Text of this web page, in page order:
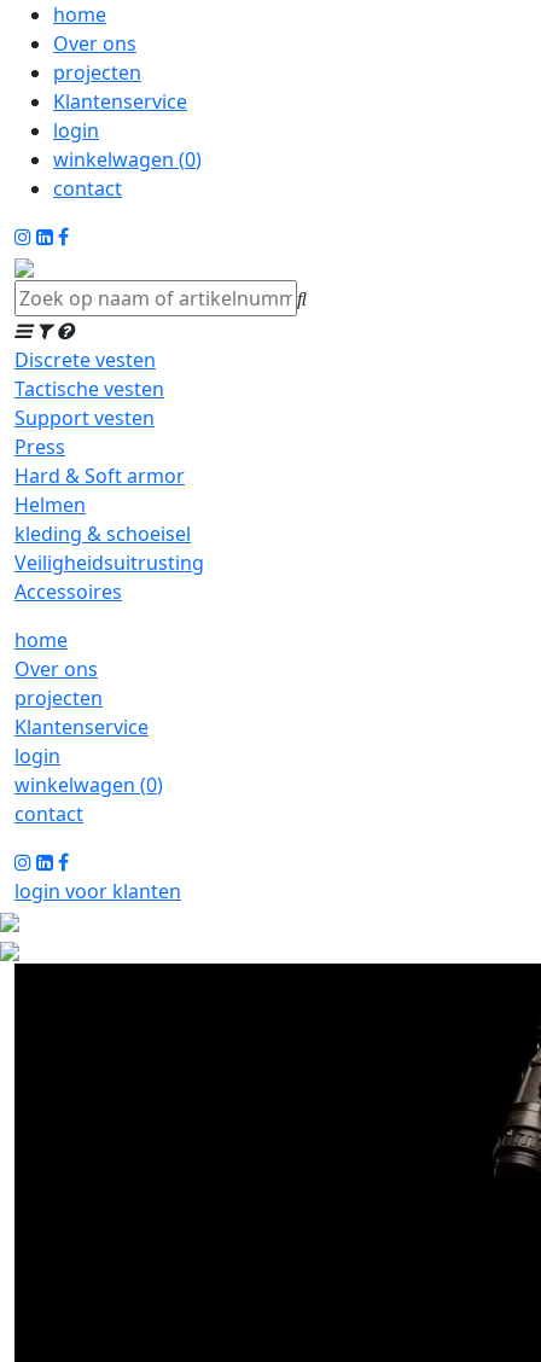
home
Over ons
projecten
Klantenservice
login
winkelwagen (0)
contact
Discrete vesten
Tactische vesten
Support vesten
Press
Hard & Soft armor
Helmen
kleding & schoeisel
Veiligheidsuitrusting
Accessoires
home
Over ons
projecten
Klantenservice
login
winkelwagen (0)
contact
login voor klanten